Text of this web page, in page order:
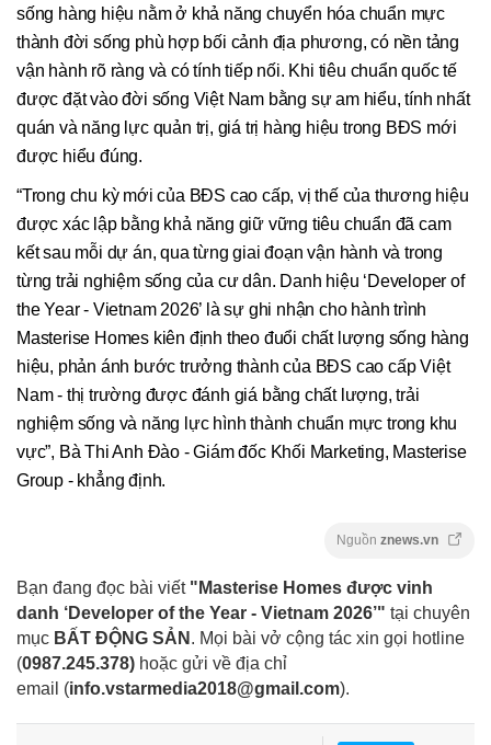
sống hàng hiệu nằm ở khả năng chuyển hóa chuẩn mực
thành đời sống phù hợp bối cảnh địa phương, có nền tảng
vận hành rõ ràng và có tính tiếp nối. Khi tiêu chuẩn quốc tế
được đặt vào đời sống Việt Nam bằng sự am hiểu, tính nhất
quán và năng lực quản trị, giá trị hàng hiệu trong BĐS mới
được hiểu đúng.
“Trong chu kỳ mới của BĐS cao cấp, vị thế của thương hiệu
được xác lập bằng khả năng giữ vững tiêu chuẩn đã cam
kết sau mỗi dự án, qua từng giai đoạn vận hành và trong
từng trải nghiệm sống của cư dân. Danh hiệu ‘Developer of
the Year - Vietnam 2026’ là sự ghi nhận cho hành trình
Masterise Homes kiên định theo đuổi chất lượng sống hàng
hiệu, phản ánh bước trưởng thành của BĐS cao cấp Việt
Nam - thị trường được đánh giá bằng chất lượng, trải
nghiệm sống và năng lực hình thành chuẩn mực trong khu
vực”, Bà Thi Anh Đào - Giám đốc Khối Marketing, Masterise
Group - khẳng định.
Nguồn znews.vn
Bạn đang đọc bài viết "Masterise Homes được vinh
danh ‘Developer of the Year - Vietnam 2026’" tại chuyên
mục BẤT ĐỘNG SẢN . Mọi bài vở cộng tác xin gọi hotline
(0987.245.378) hoặc gửi về địa chỉ
email (info.vstarmedia2018@gmail.com).